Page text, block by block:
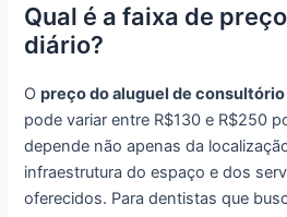
Qual é a faixa de
diário?
Opreço do aluguel de consultório
pode variar entre R$130 e R$250
depende não apenas da
infraestrutura do espaço e dos
oferecidos. Para dentistas que